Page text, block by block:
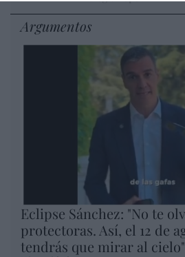
Argumentos
Eclipse Sánchez: "No te
protectoras. Así, el 12 de
tendrás que mirar al cielo"